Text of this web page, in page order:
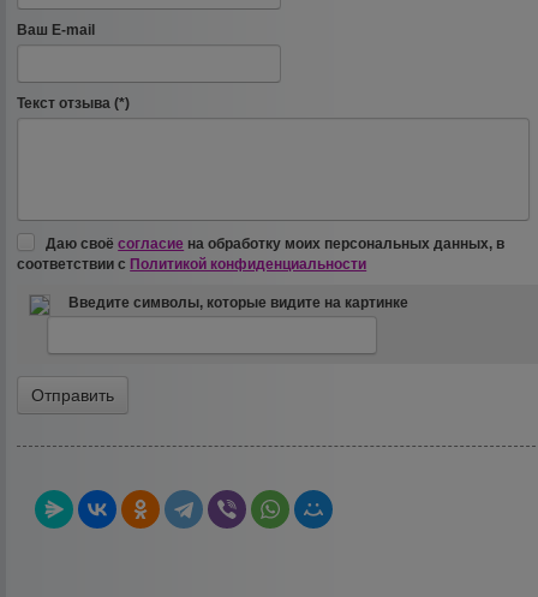
Ваш E-mail
Текст отзыва (*)
Даю своёсогласие на обработку моих персональных данных, в
соответствии с Политикой конфиденциальности
Введите символы, которые видите на картинке